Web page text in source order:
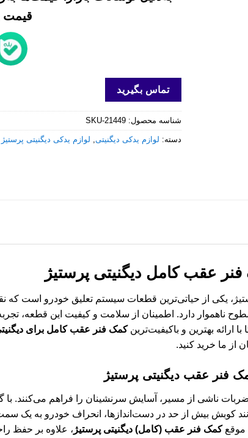
قیمت
تماس بگیرید
شناسه محصول: SKU-21449
دسته: لوازم یدکی دیگنیتی, لوازم یدکی دیگنیتی پرستیژ
عقب کامل دیگنیتی پرستیژ
یکی از حیاتی‌ترین قطعات سیستم تعلیق خودرو است که
ناهموار دارد. اطمینان از سلامت و کیفیت این قطعه،
ارائه بهترین و باکیفیت‌ترینکمک فنر عقب کامل برای
از ما خرید کنید.
فنر عقب دیگنیتی پرستیژ
ناشی از مسیر، آسایش سرنشینان را فراهم می‌کنند.
کوبش بیش از حد در دست‌اندازها، انحراف خودرو به یک
موقعکمک فنر عقب (کامل) دیگنیتی پرستیژ ، علاوه بر حفظ